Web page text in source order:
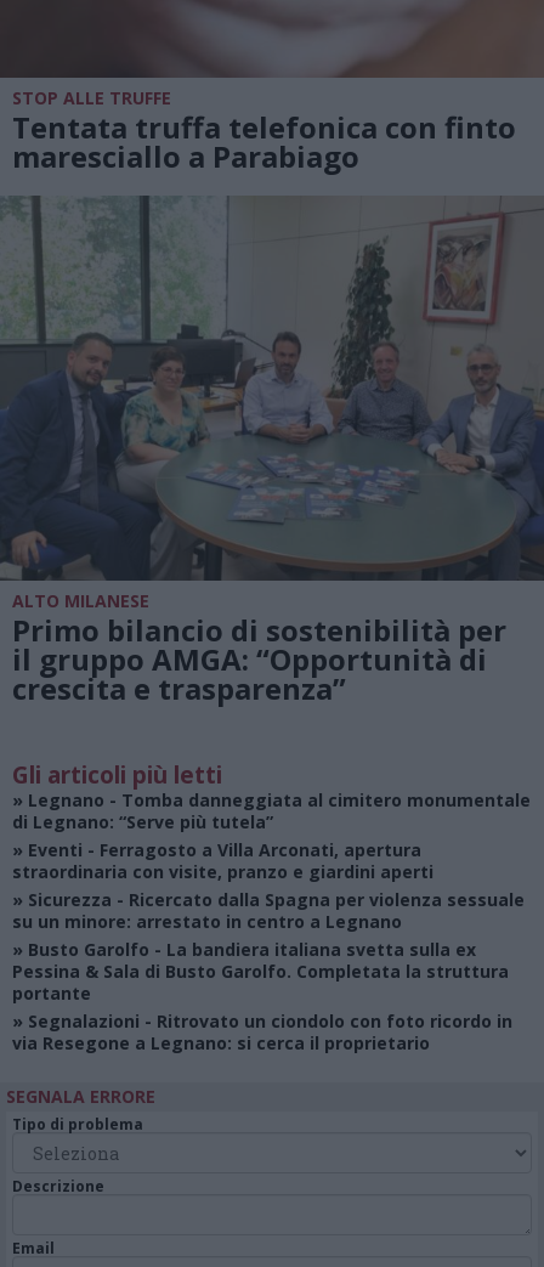
STOP ALLE TRUFFE
Tentata truffa telefonica con finto
maresciallo a Parabiago
ALTO MILANESE
Primo bilancio di sostenibilità per
il gruppo AMGA: “Opportunità di
crescita e trasparenza”
Gli articoli più letti
» Legnano - Tomba danneggiata al cimitero monumentale
di Legnano: “Serve più tutela”
» Eventi - Ferragosto a Villa Arconati, apertura
straordinaria con visite, pranzo e giardini aperti
» Sicurezza - Ricercato dalla Spagna per violenza sessuale
su un minore: arrestato in centro a Legnano
» Busto Garolfo - La bandiera italiana svetta sulla ex
Pessina & Sala di Busto Garolfo. Completata la struttura
portante
» Segnalazioni - Ritrovato un ciondolo con foto ricordo in
via Resegone a Legnano: si cerca il proprietario
SEGNALA ERRORE
Tipo di problema
Descrizione
Email